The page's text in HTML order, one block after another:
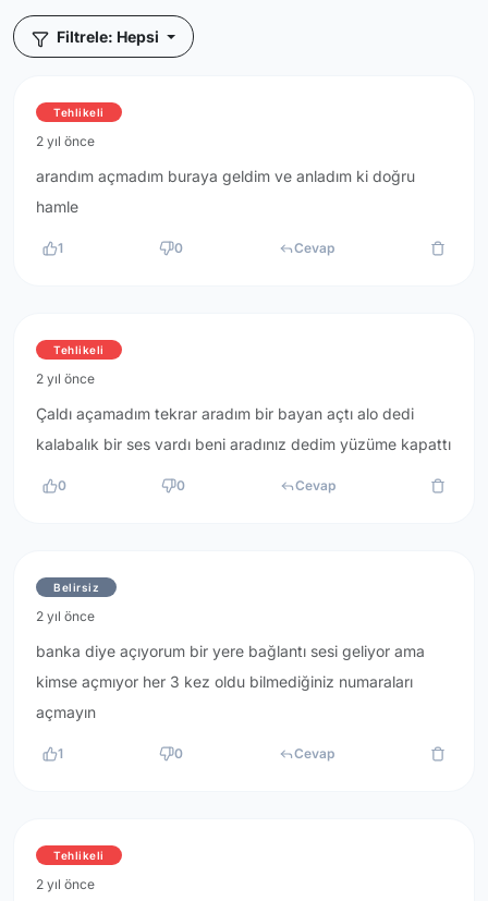
Filtrele: Hepsi
Tehlikeli
2 yıl önce
arandım açmadım buraya geldim ve anladım ki doğru
hamle
1 0 Cevap
Tehlikeli
2 yıl önce
Çaldı açamadım tekrar aradım bir bayan açtı alo dedi
kalabalık bir ses vardı beni aradınız dedim yüzüme kapattı
0 0 Cevap
Belirsiz
2 yıl önce
banka diye açıyorum bir yere bağlantı sesi geliyor ama
kimse açmıyor her 3 kez oldu bilmediğiniz numaraları
açmayın
1 0 Cevap
Tehlikeli
2 yıl önce